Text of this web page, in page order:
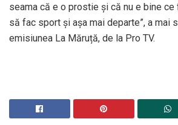
seama că e o prostie și că nu e bine ce
să fac sport și așa mai departe”, a mai
emisiunea La Măruță, de la Pro TV.